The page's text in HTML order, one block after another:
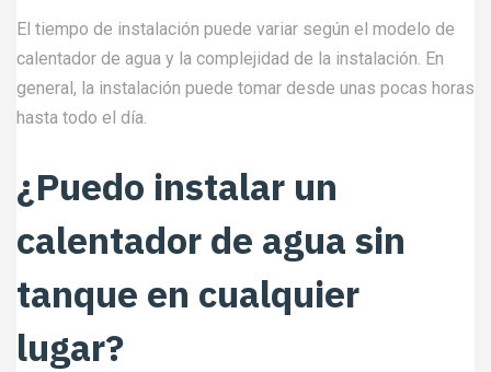
El tiempo de instalación puede variar según el modelo de
calentador de agua y la complejidad de la instalación. En
general, la instalación puede tomar desde unas pocas horas
hasta todo el día.
¿Puedo instalar un
calentador de agua sin
tanque en cualquier
lugar?